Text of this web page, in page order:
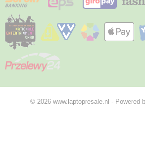
© 2026 www.laptopresale.nl - Powered